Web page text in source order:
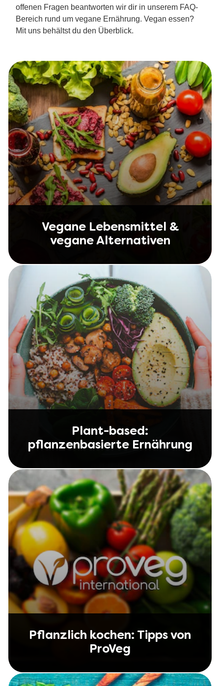
offenen Fragen beantworten wir dir in unserem FAQ-
Bereich rund um vegane Ernährung. Vegan essen?
Mit uns behältst du den Überblick.
Vegane Lebensmittel &
vegane Alternativen
Plant-based:
pflanzenbasierte Ernährung
Pflanzlich kochen: Tipps von
ProVeg